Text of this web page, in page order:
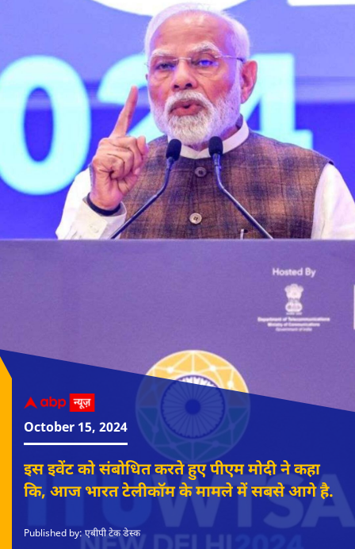
October 15, 2024
इस इवेंट को संबोधित करते हुए पीएम मोदी ने कहा
कि, आज भारत टेलीकॉम के मामले में सबसे आगे है.
Published by: एबीपी टेक डेस्क